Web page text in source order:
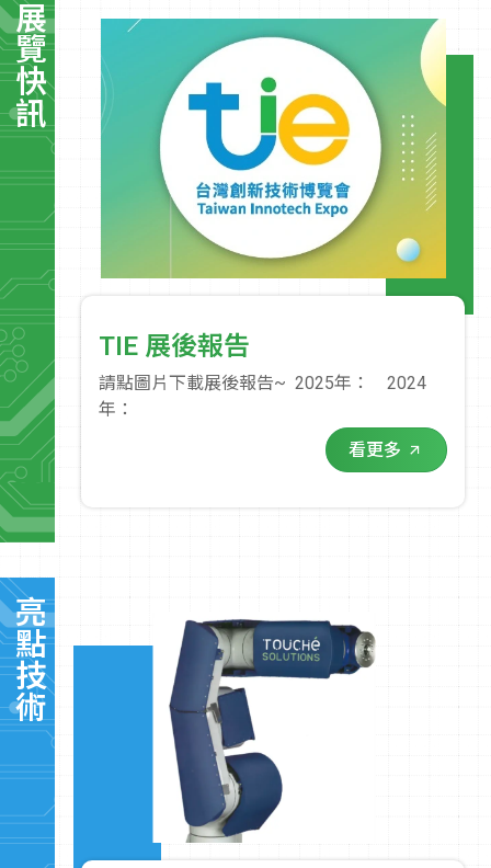
展覽快訊
TIE 展後報告
請點圖片下載展後報告~ 2025年： 2024
年：
看更多
亮點技術